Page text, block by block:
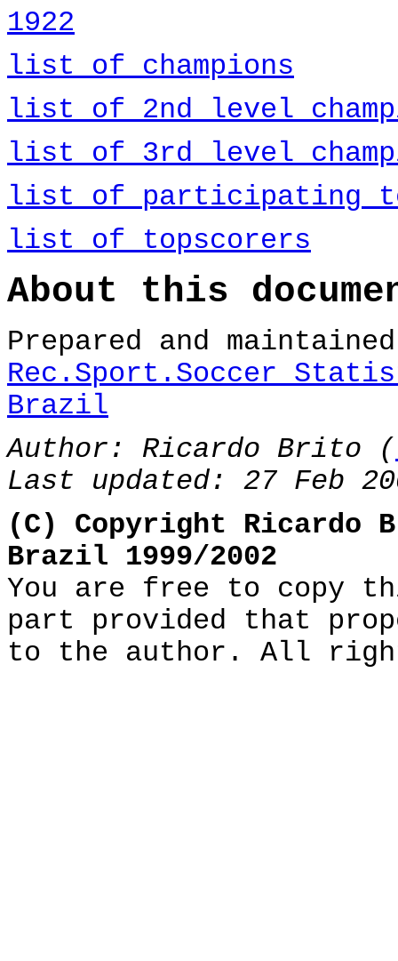
1922
list of champions
list of 2nd level
list of 3rd level
list of participating
list of topscorers
About this
Prepared and
Rec.Sport.Soccer
Brazil
Author: Ricardo Brito (
Last updated: 27 Feb
(C) Copyright Ricardo
Brazil 1999/2002
You are free to copy
part provided that
to the author. All